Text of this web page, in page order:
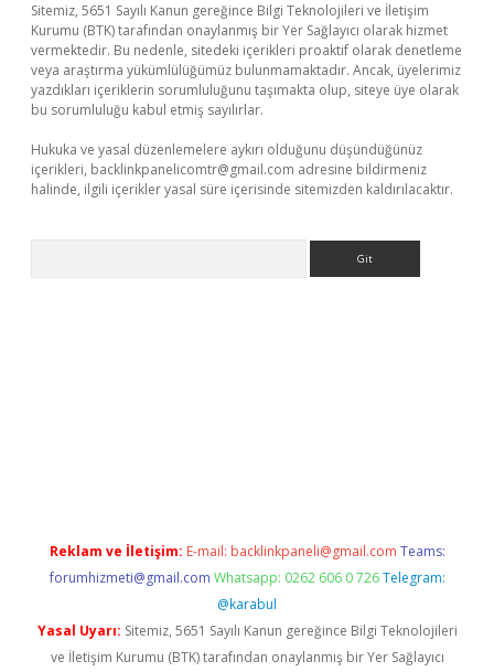
Sitemiz, 5651 Sayılı Kanun gereğince Bilgi Teknolojileri ve İletişim
Kurumu (BTK) tarafından onaylanmış bir Yer Sağlayıcı olarak hizmet
vermektedir. Bu nedenle, sitedeki içerikleri proaktif olarak denetleme
veya araştırma yükümlülüğümüz bulunmamaktadır. Ancak, üyelerimiz
yazdıkları içeriklerin sorumluluğunu taşımakta olup, siteye üye olarak
bu sorumluluğu kabul etmiş sayılırlar.
Hukuka ve yasal düzenlemelere aykırı olduğunu düşündüğünüz
içerikleri, backlinkpanelicomtr@gmail.com adresine bildirmeniz
halinde, ilgili içerikler yasal süre içerisinde sitemizden kaldırılacaktır.
Reklam ve İletişim: E-mail: backlinkpaneli@gmail.com Teams:
forumhizmeti@gmail.com Whatsapp: 0262 606 0 726 Telegram:
@karabul
Yasal Uyarı: Sitemiz, 5651 Sayılı Kanun gereğince Bilgi Teknolojileri
ve İletişim Kurumu (BTK) tarafından onaylanmış bir Yer Sağlayıcı